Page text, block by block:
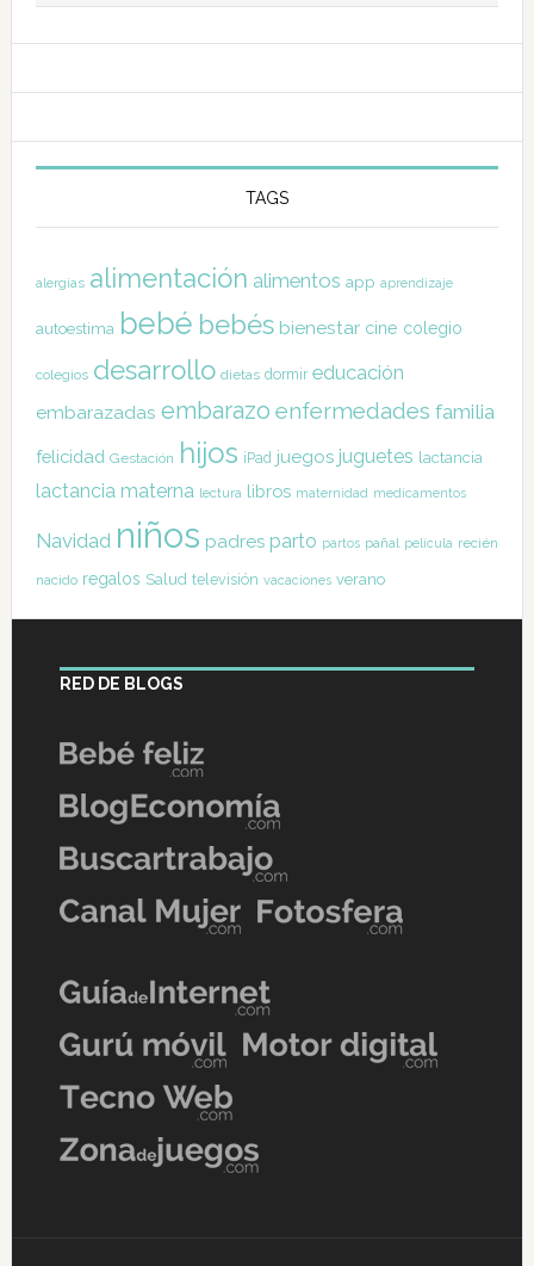
TAGS
alergias alimentación alimentos app aprendizaje
autoestima bebé bebés bienestar cine colegio
colegios desarrollo dietas dormir educación
embarazadas embarazo enfermedades familia
felicidad Gestación hijos iPad juegos juguetes lactancia
lactancia materna lectura libros maternidad medicamentos
Navidad niños padres parto partos pañal película recién
nacido regalos Salud televisión vacaciones verano
RED DE BLOGS